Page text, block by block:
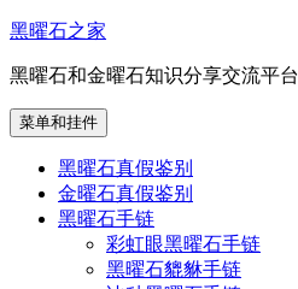
跳
内
容
黑曜石之家
黑曜石和金曜石知识分享交流平台
菜单和挂件
黑曜石真假鉴别
金曜石真假鉴别
黑曜石手链
彩虹眼黑曜石手链
黑曜石貔貅手链